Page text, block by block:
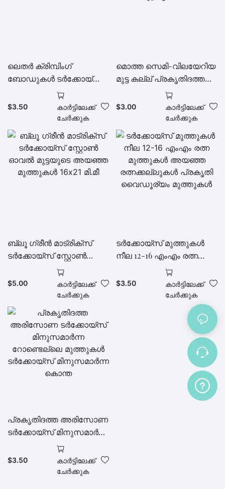
ലെതർ ക്രിമ്പിംഗ്
ബോഡുകൾ ടർക്കോയ്സ്
ബ്ലൂ റോബിൻ മുട്ട
$3.50
കാർട്ടിലേക്ക്
ചേർക്കുക
മൊത്ത സെമി-വിലയേറിയ
മുട്ട കല്ല് പ്രകൃതിദത്ത
ടർക്കോയ്സ് മുട്ട മൃഗങ്ങൾ
$3.00
കാർട്ടിലേക്ക്
ചേർക്കുക
ബ്ലൂ ഗ്രീൻ മാട്രിക്സ്
ടർക്കോയ്സ് സ്റ്റോൺ
ഓവൽ മുട്ടയുടെ അയഞ്ഞ
മുത്തുകൾ 16x21 മി.മീ
$5.00
കാർട്ടിലേക്ക്
ചേർക്കുക
ടർക്കോയ്സ് മുത്തുകൾ
നീല 12-16 എംഎം രത്ന
മുത്തുകൾ അയഞ്ഞ
രത്നക്കല്ലുകൾ പ്രകൃതി
വൈഡൂര്യം മുത്തുകൾ
$3.50
കാർട്ടിലേക്ക്
ചേർക്കുക
പ്രകൃതിദത്ത അരിസോണ
ടർക്കോയ്സ് മിനുസമാർന്ന
റോണ്ടെല്ലെ മുത്തുകൾ
ടർക്കോയ്സ് മിനുസമാർന്ന
$3.50
കാർട്ടിലേക്ക്
ചേർക്കുക